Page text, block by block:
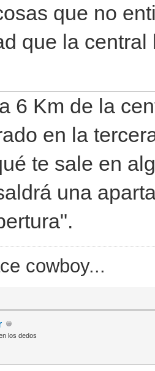
que no
que la
6 Km de la
en la
te sale en
una
cowboy...
los dedos